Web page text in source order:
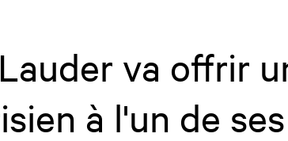
va offrir
à l'un de ses